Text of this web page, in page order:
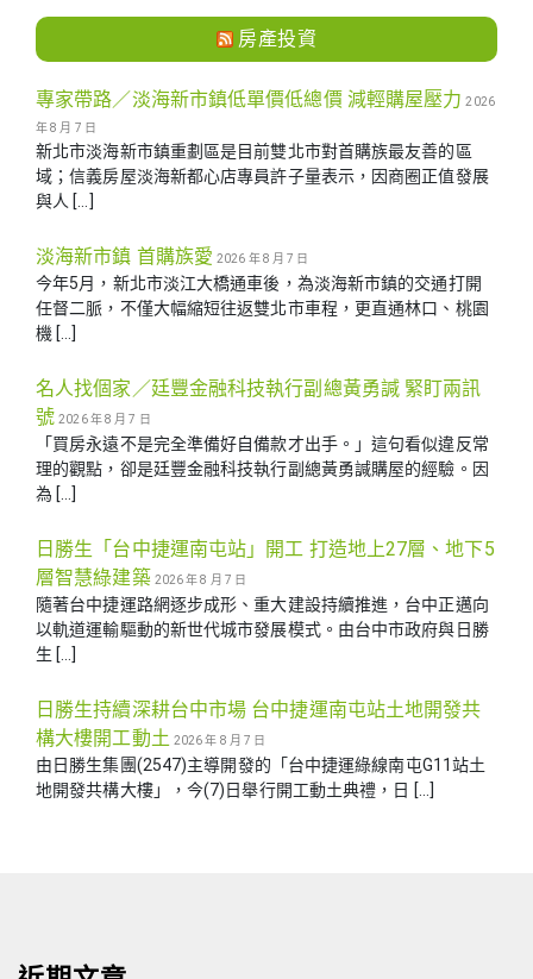
房產投資
專家帶路／淡海新市鎮低單價低總價 減輕購屋壓力 2026
年 8 月 7 日
新北市淡海新市鎮重劃區是目前雙北市對首購族最友善的區
域；信義房屋淡海新都心店專員許子量表示，因商圈正值發展
與人 […]
淡海新市鎮 首購族愛 2026 年 8 月 7 日
今年5月，新北市淡江大橋通車後，為淡海新市鎮的交通打開
任督二脈，不僅大幅縮短往返雙北市車程，更直通林口、桃園
機 […]
名人找個家／廷豐金融科技執行副總黃勇諴 緊盯兩訊
號 2026 年 8 月 7 日
「買房永遠不是完全準備好自備款才出手。」這句看似違反常
理的觀點，卻是廷豐金融科技執行副總黃勇諴購屋的經驗。因
為 […]
日勝生「台中捷運南屯站」開工 打造地上27層、地下5
層智慧綠建築 2026 年 8 月 7 日
隨著台中捷運路網逐步成形、重大建設持續推進，台中正邁向
以軌道運輸驅動的新世代城市發展模式。由台中市政府與日勝
生 […]
日勝生持續深耕台中市場 台中捷運南屯站土地開發共
構大樓開工動土 2026 年 8 月 7 日
由日勝生集團(2547)主導開發的「台中捷運綠線南屯G11站土
地開發共構大樓」，今(7)日舉行開工動土典禮，日 […]